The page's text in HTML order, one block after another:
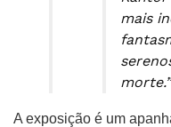
mais
morte.”
A exposição é um